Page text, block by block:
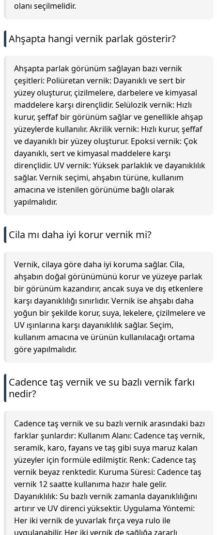
olanı seçilmelidir.
Ahşapta hangi vernik parlak gösterir?
Ahşapta parlak görünüm sağlayan bazı vernik
çeşitleri: Poliüretan vernik: Dayanıklı ve sert bir
yüzey oluşturur, çizilmelere, darbelere ve kimyasal
maddelere karşı dirençlidir. Selülozik vernik: Hızlı
kurur, şeffaf bir görünüm sağlar ve genellikle ahşap
yüzeylerde kullanılır. Akrilik vernik: Hızlı kurur, şeffaf
ve dayanıklı bir yüzey oluşturur. Epoksi vernik: Çok
dayanıklı, sert ve kimyasal maddelere karşı
dirençlidir. UV vernik: Yüksek parlaklık ve dayanıklılık
sağlar. Vernik seçimi, ahşabın türüne, kullanım
amacına ve istenilen görünüme bağlı olarak
yapılmalıdır.
Cila mı daha iyi korur vernik mi?
Vernik, cilaya göre daha iyi koruma sağlar. Cila,
ahşabın doğal görünümünü korur ve yüzeye parlak
bir görünüm kazandırır, ancak suya ve dış etkenlere
karşı dayanıklılığı sınırlıdır. Vernik ise ahşabı daha
yoğun bir şekilde korur, suya, lekelere, çizilmelere ve
UV ışınlarına karşı dayanıklılık sağlar. Seçim,
kullanım amacına ve ürünün kullanılacağı ortama
göre yapılmalıdır.
Cadence taş vernik ve su bazlı vernik farkı
nedir?
Cadence taş vernik ve su bazlı vernik arasındaki bazı
farklar şunlardır: Kullanım Alanı: Cadence taş vernik,
seramik, karo, fayans ve taş gibi suya maruz kalan
yüzeyler için formüle edilmiştir. Renk: Cadence taş
vernik beyaz renktedir. Kuruma Süresi: Cadence taş
vernik 12 saatte kullanıma hazır hale gelir.
Dayanıklılık: Su bazlı vernik zamanla dayanıklılığını
artırır ve UV direnci yüksektir. Uygulama Yöntemi:
Her iki vernik de yuvarlak fırça veya rulo ile
uygulanabilir. Her iki vernik de sağlığa zararlı